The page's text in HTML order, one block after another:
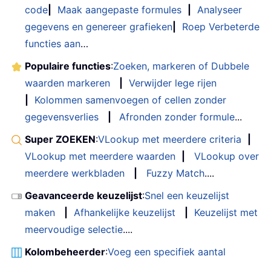
code
Maak aangepaste formules
Analyseer
gegevens en genereer grafieken
Roep Verbeterde
functies aan…
Populaire functies:Zoeken, markeren of Dubbele
waarden markeren
Verwijder lege rijen
Kolommen samenvoegen of cellen zonder
gegevensverlies
Afronden zonder formule...
Super ZOEKEN:VLookup met meerdere criteria
VLookup met meerdere waarden
VLookup over
meerdere werkbladen
Fuzzy Match....
Geavanceerde keuzelijst:Snel een keuzelijst
maken
Afhankelijke keuzelijst
Keuzelijst met
meervoudige selectie....
Kolombeheerder:Voeg een specifiek aantal